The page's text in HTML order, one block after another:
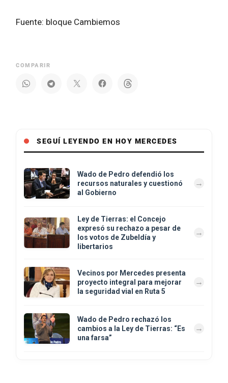
Fuente: bloque Cambiemos
COMPARIR
SEGUÍ LEYENDO EN HOY MERCEDES
Wado de Pedro defendió los
recursos naturales y cuestionó
al Gobierno
Ley de Tierras: el Concejo
expresó su rechazo a pesar de
los votos de Zubeldía y
libertarios
Vecinos por Mercedes presenta
proyecto integral para mejorar
la seguridad vial en Ruta 5
Wado de Pedro rechazó los
cambios a la Ley de Tierras: “Es
una farsa”